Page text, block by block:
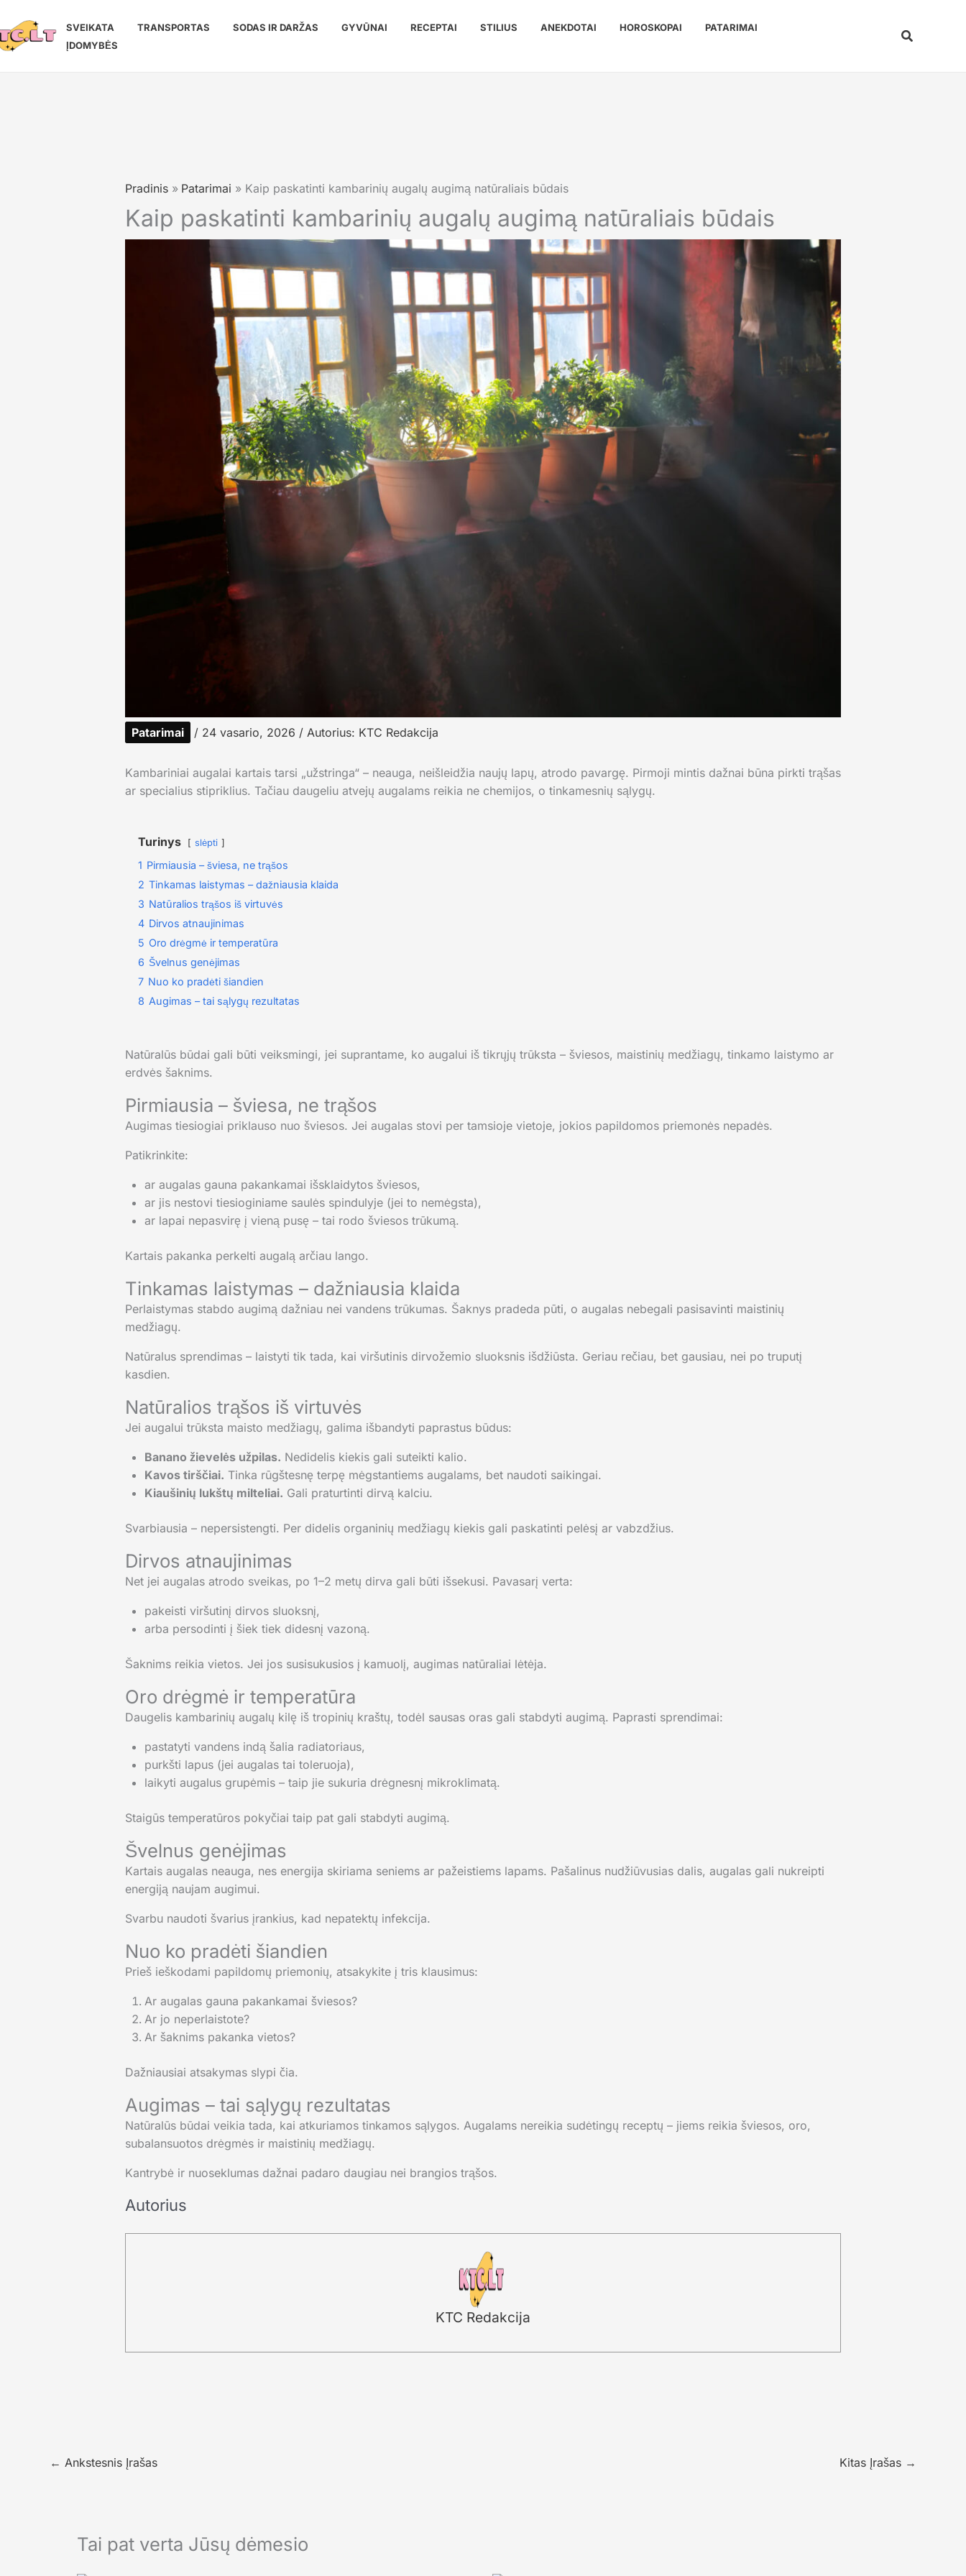
prie
turinio
SVEIKATA TRANSPORTAS SODAS IR DARŽAS GYVŪNAI RECEPTAI STILIUS ANEKDOTAI HOROSKOPAI
PATARIMAI
ĮDOMYBĖS
Paieška
Pradinis Patarimai Kaip paskatinti kambarinių augalų augimą natūraliais būdais
Kaip paskatinti kambarinių augalų augimą natūraliais būdais
Patarimai / 24 vasario, 2026 / Autorius: KTC Redakcija
Kambariniai augalai kartais tarsi „užstringa“ – neauga, neišleidžia naujų lapų, atrodo pavargę. Pirmoji mintis dažnai būna pirkti trąšas
ar specialius stipriklius. Tačiau daugeliu atvejų augalams reikia ne chemijos, o tinkamesnių sąlygų.
Turinys slėpti
1 Pirmiausia – šviesa, ne trąšos
2 Tinkamas laistymas – dažniausia klaida
3 Natūralios trąšos iš virtuvės
4 Dirvos atnaujinimas
5 Oro drėgmė ir temperatūra
6 Švelnus genėjimas
7 Nuo ko pradėti šiandien
8 Augimas – tai sąlygų rezultatas
Natūralūs būdai gali būti veiksmingi, jei suprantame, ko augalui iš tikrųjų trūksta – šviesos, maistinių medžiagų, tinkamo laistymo ar
erdvės šaknims.
Pirmiausia – šviesa, ne trąšos
Augimas tiesiogiai priklauso nuo šviesos. Jei augalas stovi per tamsioje vietoje, jokios papildomos priemonės nepadės.
Patikrinkite:
ar augalas gauna pakankamai išsklaidytos šviesos,
ar jis nestovi tiesioginiame saulės spindulyje (jei to nemėgsta),
ar lapai nepasvirę į vieną pusę – tai rodo šviesos trūkumą.
Kartais pakanka perkelti augalą arčiau lango.
Tinkamas laistymas – dažniausia klaida
Perlaistymas stabdo augimą dažniau nei vandens trūkumas. Šaknys pradeda pūti, o augalas nebegali pasisavinti maistinių
medžiagų.
Natūralus sprendimas – laistyti tik tada, kai viršutinis dirvožemio sluoksnis išdžiūsta. Geriau rečiau, bet gausiau, nei po truputį
kasdien.
Natūralios trąšos iš virtuvės
Jei augalui trūksta maisto medžiagų, galima išbandyti paprastus būdus:
Banano žievelės užpilas. Nedidelis kiekis gali suteikti kalio.
Kavos tirščiai. Tinka rūgštesnę terpę mėgstantiems augalams, bet naudoti saikingai.
Kiaušinių lukštų milteliai. Gali praturtinti dirvą kalciu.
Svarbiausia – nepersistengti. Per didelis organinių medžiagų kiekis gali paskatinti pelėsį ar vabzdžius.
Dirvos atnaujinimas
Net jei augalas atrodo sveikas, po 1–2 metų dirva gali būti išsekusi. Pavasarį verta:
pakeisti viršutinį dirvos sluoksnį,
arba persodinti į šiek tiek didesnį vazoną.
Šaknims reikia vietos. Jei jos susisukusios į kamuolį, augimas natūraliai lėtėja.
Oro drėgmė ir temperatūra
Daugelis kambarinių augalų kilę iš tropinių kraštų, todėl sausas oras gali stabdyti augimą. Paprasti sprendimai:
pastatyti vandens indą šalia radiatoriaus,
purkšti lapus (jei augalas tai toleruoja),
laikyti augalus grupėmis – taip jie sukuria drėgnesnį mikroklimatą.
Staigūs temperatūros pokyčiai taip pat gali stabdyti augimą.
Švelnus genėjimas
Kartais augalas neauga, nes energija skiriama seniems ar pažeistiems lapams. Pašalinus nudžiūvusias dalis, augalas gali nukreipti
energiją naujam augimui.
Svarbu naudoti švarius įrankius, kad nepatektų infekcija.
Nuo ko pradėti šiandien
Prieš ieškodami papildomų priemonių, atsakykite į tris klausimus:
Ar augalas gauna pakankamai šviesos?
Ar jo neperlaistote?
Ar šaknims pakanka vietos?
Dažniausiai atsakymas slypi čia.
Augimas – tai sąlygų rezultatas
Natūralūs būdai veikia tada, kai atkuriamos tinkamos sąlygos. Augalams nereikia sudėtingų receptų – jiems reikia šviesos, oro,
subalansuotos drėgmės ir maistinių medžiagų.
Kantrybė ir nuoseklumas dažnai padaro daugiau nei brangios trąšos.
Autorius
KTC Redakcija
← Ankstesnis Įrašas Kitas Įrašas →
Tai pat verta Jūsų dėmesio